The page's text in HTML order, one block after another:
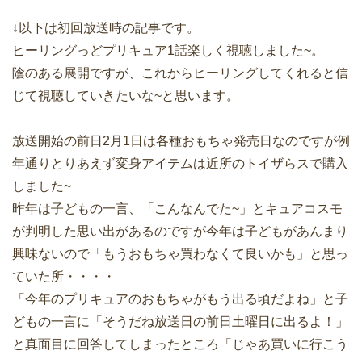
↓以下は初回放送時の記事です。
ヒーリングっどプリキュア1話楽しく視聴しました~。
陰のある展開ですが、これからヒーリングしてくれると信
じて視聴していきたいな~と思います。
放送開始の前日2月1日は各種おもちゃ発売日なのですが例
年通りとりあえず変身アイテムは近所のトイザらスで購入
しました~
昨年は子どもの一言、「こんなんでた~」とキュアコスモ
が判明した思い出があるのですが今年は子どもがあんまり
興味ないので「もうおもちゃ買わなくて良いかも」と思っ
ていた所・・・・
「今年のプリキュアのおもちゃがもう出る頃だよね」と子
どもの一言に「そうだね放送日の前日土曜日に出るよ！」
と真面目に回答してしまったところ「じゃあ買いに行こう